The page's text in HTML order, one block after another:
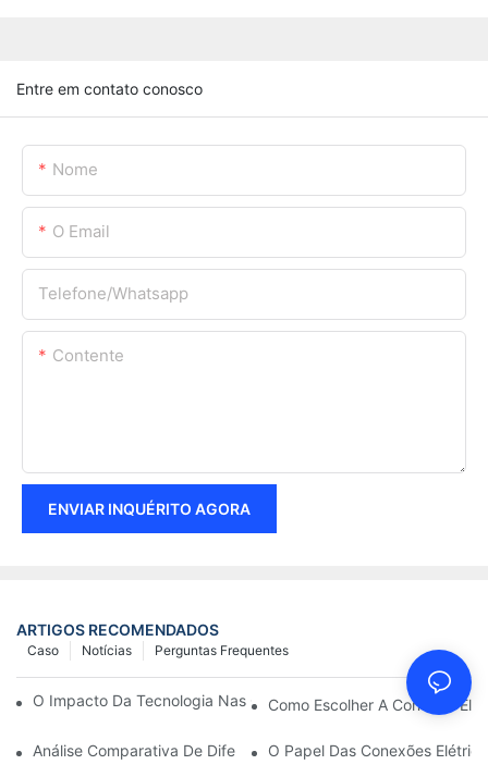
Entre em contato conosco
Nome
O Email
Telefone/whatsapp
Contente
ENVIAR INQUÉRITO AGORA
ARTIGOS RECOMENDADOS
Perguntas Frequentes
Notícias
Caso
O Impacto Da Tecnologia Nas Conexões Elétricas Em Eletrônica
Como Escolher A Conexão
Análise Comparativa De Diferentes Tipos De Conexões Elétricas
O Papel Das Conexões